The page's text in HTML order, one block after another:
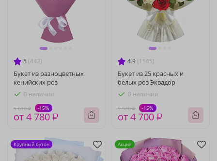
5 (442)
Букет из разноцветных
кенийских роз
В наличии
5 610 ₽ -15%
от 4 780 ₽
4.9 (1545)
Букет из 25 красных и
белых роз Эквадор
В наличии
5 520 ₽ -15%
от 4 700 ₽
Крупный бутон Акция